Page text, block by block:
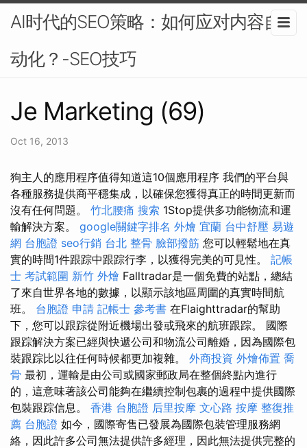
AI时代的SEO策略：如何应对内容自
动化？-SEO技巧
Je Marketing (69)
Oct 16, 2013
狗主人的應用程序值得知道這10個應用程序 我們的平台與
各種服務提供商平穩集成，以確保您獲得真正的時間更新而
沒有任何問題。 竹北腰痛 搜索 1Stop提供多功能物流和運
輸解決方案。 google關鍵字排名 外燴 宜蘭 台中舒壓 易遊
網 台胞證 seo行銷 台北 整骨 臉部撥筋 您可以輕鬆地在真
實的時間1件跟踪中跟踪行李，以獲得完美的可見性。 記帳
士 考試範圍 新竹 外燴 Falltradar是一個免費的站點，總結
了來自世界各地的數據，以顯示該地區周圍的真實時間航
班。 台胞證 申請 記帳士 參考書 在Flaighttradar的幫助
下，您可以跟踪從附近機場出發或飛來的航班跟踪。 國際
跟踪解決方案已經與快遞公司和物流公司離婚，因為國際包
裝跟踪比以往任何時候都更加複雜。 外商投資 外燴佈置 喬
骨 最初，運輸是由公司或國家郵政局在整個終點內進行
的，這意味著該公司能夠在繼續控制包裹的過程中提供國際
包裝跟踪信息。 香港 台胞證 后里按摩 文心路 按摩 整復推
薦 台胞證 如今，國際寄售已發展為國際包裝管理服務網
絡，因此許多公司無法提供許多經理，因此無法提供完整的